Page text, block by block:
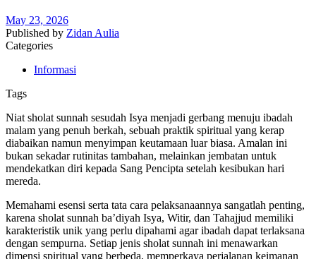
May 23, 2026
Published by Zidan Aulia
Categories
Informasi
Tags
Niat sholat sunnah sesudah Isya menjadi gerbang menuju ibadah
malam yang penuh berkah, sebuah praktik spiritual yang kerap
diabaikan namun menyimpan keutamaan luar biasa. Amalan ini
bukan sekadar rutinitas tambahan, melainkan jembatan untuk
mendekatkan diri kepada Sang Pencipta setelah kesibukan hari
mereda.
Memahami esensi serta tata cara pelaksanaannya sangatlah penting,
karena sholat sunnah ba’diyah Isya, Witir, dan Tahajjud memiliki
karakteristik unik yang perlu dipahami agar ibadah dapat terlaksana
dengan sempurna. Setiap jenis sholat sunnah ini menawarkan
dimensi spiritual yang berbeda, memperkaya perjalanan keimanan